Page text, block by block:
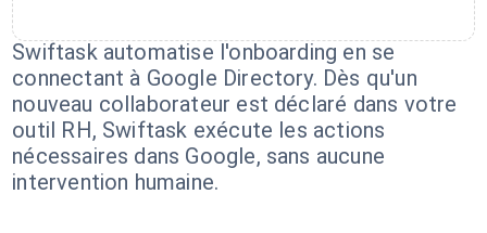
Swiftask automatise l'onboarding en se
connectant à Google Directory. Dès qu'un
nouveau collaborateur est déclaré dans votre
outil RH, Swiftask exécute les actions
nécessaires dans Google, sans aucune
intervention humaine.